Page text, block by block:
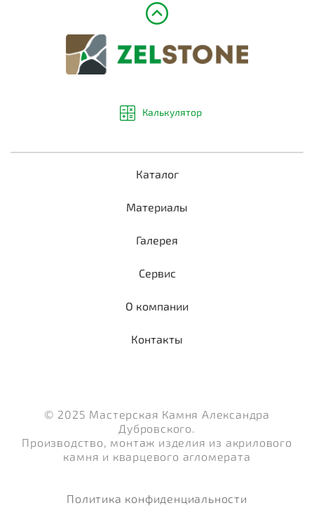
Каталог
Материалы
Галерея
Сервис
О компании
Контакты
Калькулятор
© 2025 Мастерская Камня Александра
Дубровского.
Производство, монтаж изделия из акрилового
камня и кварцевого агломерата
Политика конфиденциальности